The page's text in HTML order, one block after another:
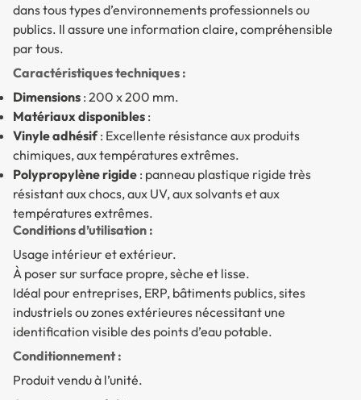
dans tous types d’environnements professionnels ou
publics. Il assure une information claire, compréhensible
par tous.
Caractéristiques techniques :
Dimensions : 200 x 200 mm.
Matériaux disponibles :
Vinyle adhésif: Excellente résistance aux produits
chimiques, aux températures extrêmes.
Polypropylène rigide : panneau plastique rigide très
résistant aux chocs, aux UV, aux solvants et aux
températures extrêmes.
Conditions d’utilisation :
Usage intérieur et extérieur.
À poser sur surface propre, sèche et lisse.
Idéal pour entreprises, ERP, bâtiments publics, sites
industriels ou zones extérieures nécessitant une
identification visible des points d’eau potable.
Conditionnement :
Produit vendu à l’unité.